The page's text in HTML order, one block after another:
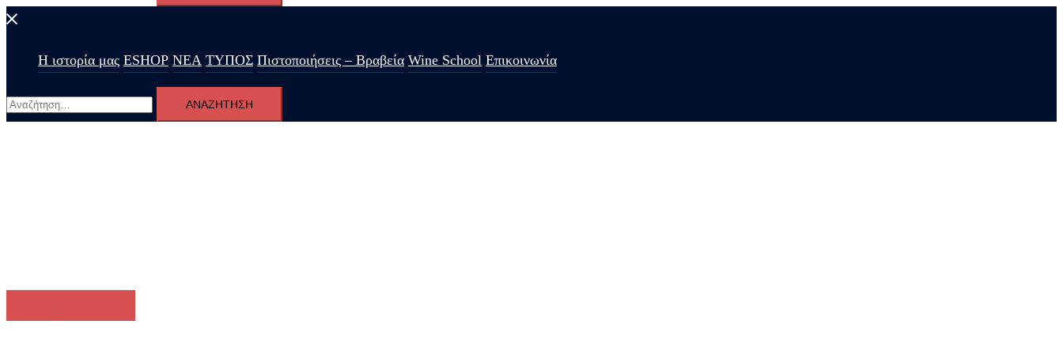
για:
Η ιστορία μας ESHOP ΝΕΑ ΤΥΠΟΣ Πιστοποιήσεις – Βραβεία Wine School Επικοινωνία
Αναζήτηση
για: